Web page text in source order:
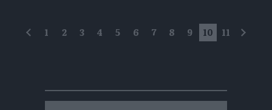
precedente
1 2 3 4 5 6 7 8 9 10 11